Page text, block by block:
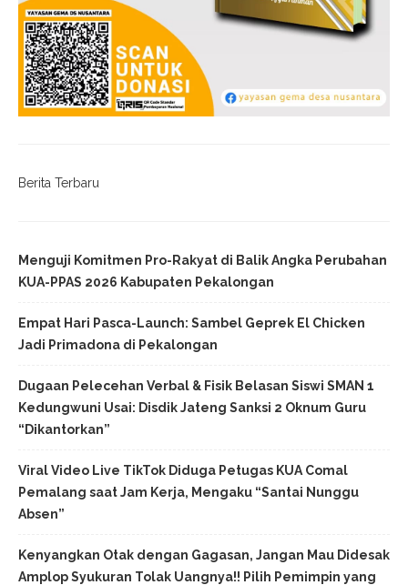
Berita Terbaru
Menguji Komitmen Pro-Rakyat di Balik Angka Perubahan
KUA-PPAS 2026 Kabupaten Pekalongan
Empat Hari Pasca-Launch: Sambel Geprek El Chicken
Jadi Primadona di Pekalongan
Dugaan Pelecehan Verbal & Fisik Belasan Siswi SMAN 1
Kedungwuni Usai: Disdik Jateng Sanksi 2 Oknum Guru
“Dikantorkan”
Viral Video Live TikTok Diduga Petugas KUA Comal
Pemalang saat Jam Kerja, Mengaku “Santai Nunggu
Absen”
Kenyangkan Otak dengan Gagasan, Jangan Mau Didesak
Amplop Syukuran Tolak Uangnya!! Pilih Pemimpin yang